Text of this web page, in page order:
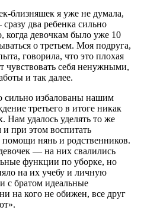
близняшек я уже не думала,
два ребенка сильно
когда девочкам было уже 10
о третьем. Моя подруга,
говорила, что это плохая
чувствовать себя ненужными,
и так далее.
сильно избалованы нашим
третьего в итоге никак
Нам удалось уделять то же
при этом воспитать
нянь и родственников.
— на них свалились
функции по уборке, но
на их учебу и личную
братом идеальные
на кого не обижен, все друг